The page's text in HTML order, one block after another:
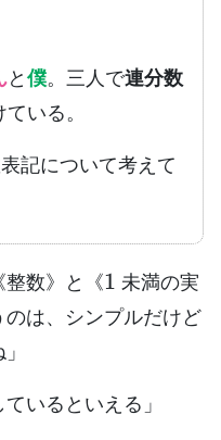
と僕。三人で連分数
いる。
記について考えて
整数》と《
未満の実
は、シンプルだけど
ているといえる」